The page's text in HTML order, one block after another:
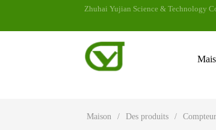
Zhuhai Yujian Science & Technology
Maison / Des produits /